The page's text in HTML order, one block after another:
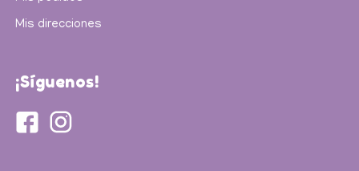
Mis direcciones
¡Síguenos!